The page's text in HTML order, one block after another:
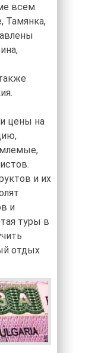
всем
Тамянка,
цены на
и их
и
туры в
отдых